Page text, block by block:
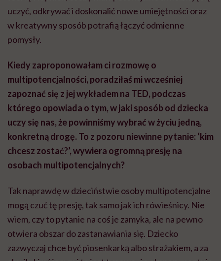
uczyć, odkrywać i doskonalić nowe umiejętności oraz
w kreatywny sposób potrafią łączyć odmienne
pomysły.
Kiedy zaproponowałam ci rozmowę o
multipotencjalności, poradziłaś mi wcześniej
zapoznać się z jej wykładem na TED, podczas
którego opowiada o tym, w jaki sposób od dziecka
uczy się nas, że powinniśmy wybrać w życiu jedną,
konkretną drogę. To z pozoru niewinne pytanie: ‘kim
chcesz zostać?’, wywiera ogromną presję na
osobach multipotencjalnych?
Tak naprawdę w dzieciństwie osoby multipotencjalne
mogą czuć tę presję, tak samo jak ich rówieśnicy. Nie
wiem, czy to pytanie na coś je zamyka, ale na pewno
otwiera obszar do zastanawiania się. Dziecko
zazwyczaj chce być piosenkarką albo strażakiem, a za